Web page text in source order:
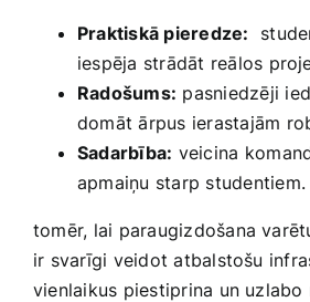
Praktiskā pieredze:
‍iespēja​ strādāt reālos
Radošums: pasniedzēji​
domāt ārpus ierastajām
Sadarbība: veicina⁢
apmaiņu starp ​studentiem.
tomēr, lai paraugizdošana
ir svarīgi veidot atbalstošu
vienlaikus piestiprina un uzlabo